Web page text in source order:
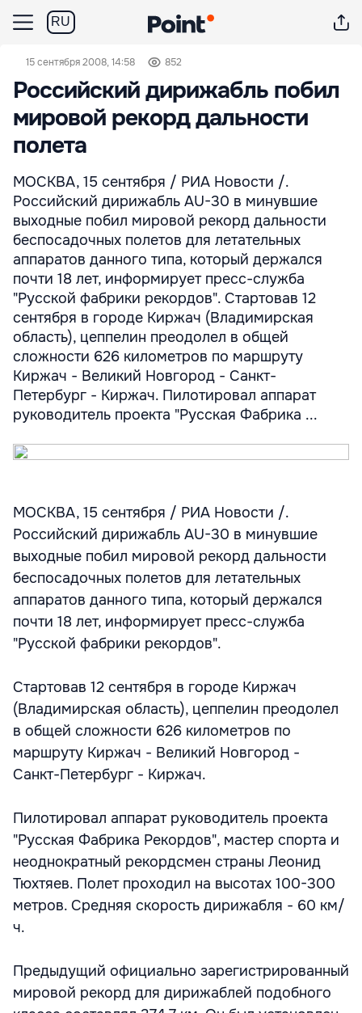
RU
15 сентября 2008, 14:58 852
Российский дирижабль побил
мировой рекорд дальности
полета
МОСКВА, 15 сентября / РИА Новости /.
Российский дирижабль AU-30 в минувшие
выходные побил мировой рекорд дальности
беспосадочных полетов для летательных
аппаратов данного типа, который держался
почти 18 лет, информирует пресс-служба
"Русской фабрики рекордов". Стартовав 12
сентября в городе Киржач (Владимирская
область), цеппелин преодолел в общей
сложности 626 километров по маршруту
Киржач - Великий Новгород - Санкт-
Петербург - Киржач. Пилотировал аппарат
руководитель проекта "Русская Фабрика ...
МОСКВА, 15 сентября / РИА Новости /.
Российский дирижабль AU-30 в минувшие
выходные побил мировой рекорд дальности
беспосадочных полетов для летательных
аппаратов данного типа, который держался
почти 18 лет, информирует пресс-служба
"Русской фабрики рекордов".
Стартовав 12 сентября в городе Киржач
(Владимирская область), цеппелин преодолел
в общей сложности 626 километров по
маршруту Киржач - Великий Новгород -
Санкт-Петербург - Киржач.
Пилотировал аппарат руководитель проекта
"Русская Фабрика Рекордов", мастер спорта и
неоднократный рекордсмен страны Леонид
Тюхтяев. Полет проходил на высотах 100-300
метров. Средняя скорость дирижабля - 60 км/
ч.
Предыдущий официально зарегистрированный
мировой рекорд для дирижаблей подобного